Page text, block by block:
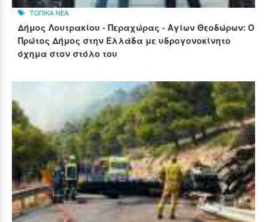
ΤΟΠΙΚΑ ΝΕΑ
Δήμος Λουτρακίου - Περαχώρας - Αγίων Θεοδώρων: Ο
Πρώτος Δήμος στην Ελλάδα με υδρογονοκίνητο
όχημα στον στόλο του